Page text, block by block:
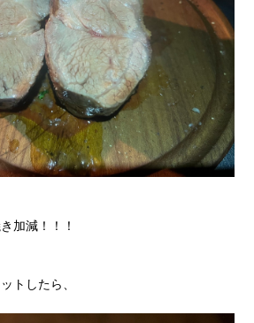
加減！！！
トしたら、